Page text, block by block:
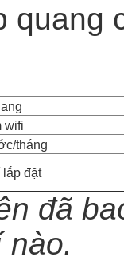
quang
wifi
tháng
đặt
đã
nào.